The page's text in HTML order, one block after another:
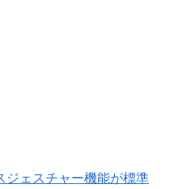
ジェスチャー機能が標準